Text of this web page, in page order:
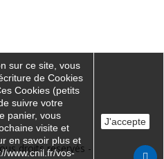
droits réservés -
sur ce site, vous
de Cookies
Cookies (petits
suivre votre
panier, vous
visite et
en savoir plus et
www.cnil.fr/vos-
J'accepte